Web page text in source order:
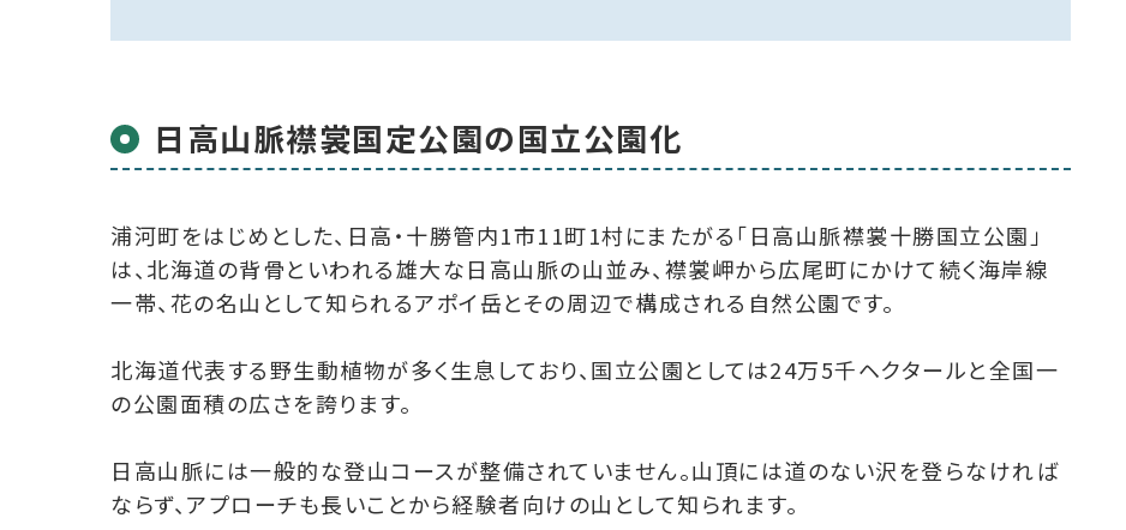
日高山脈襟裳国定公園の国立公園化
浦河町をはじめとした、日高・十勝管内1市11町1村にまたがる「日高山脈襟裳十勝国立公園」
は、北海道の背骨といわれる雄大な日高山脈の山並み、襟裳岬から広尾町にかけて続く海岸線
一帯、花の名山として知られるアポイ岳とその周辺で構成される自然公園です。
北海道代表する野生動植物が多く生息しており、国立公園としては24万5千ヘクタールと全国一
の公園面積の広さを誇ります。
日高山脈には一般的な登山コースが整備されていません。山頂には道のない沢を登らなければ
ならず、アプローチも長いことから経験者向けの山として知られます。